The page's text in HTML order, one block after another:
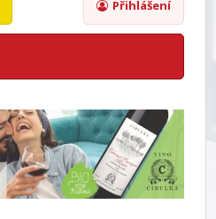
Přihlášení